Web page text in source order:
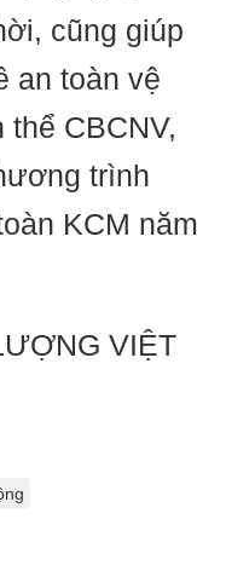
cũng giúp
an toàn vệ
thể CBCNV,
trình
KCM năm
VIỆT